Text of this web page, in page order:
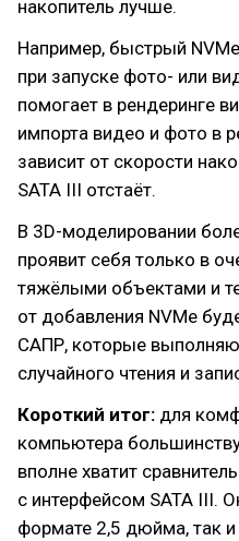
накопитель лучше.
Например, быстрый
при запуске фото- или
помогает в рендеринге
импорта видео и фото в
зависит от скорости
SATA III отстаёт.
В 3D-моделировании
проявит себя только в
тяжёлыми объектами и
от добавления NVMe
САПР, которые
случайного чтения и
Короткий итог: для
компьютера
вполне хватит
с интерфейсом SATA III.
формате 2,5 дюйма, так и